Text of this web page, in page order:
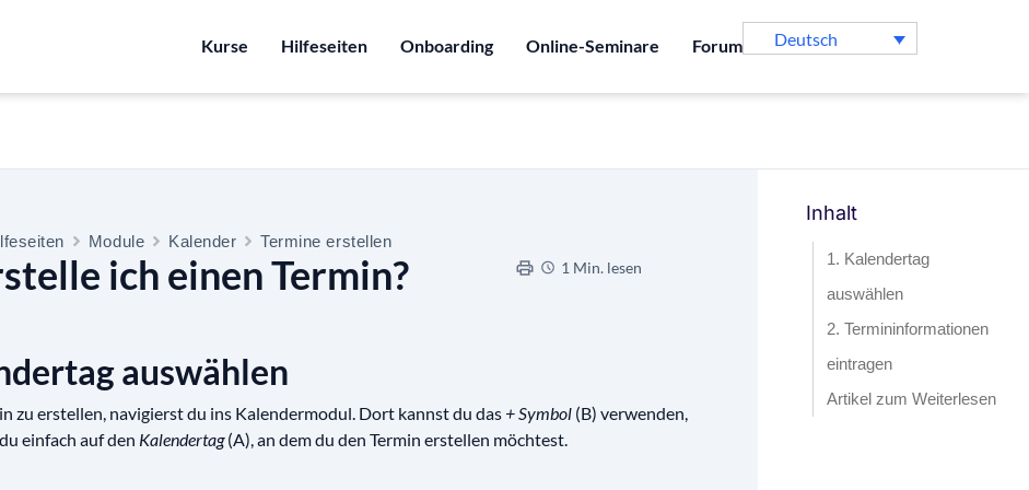
Kurse Hilfeseiten Onboarding Online-Seminare Forum Deutsch
Module Kalender Termine erstellen
ich einen Termin? 1 Min. lesen
auswählen
zu erstellen, navigierst du ins Kalendermodul. Dort kannst du das + Symbol(B) verwenden,
einfach auf den Kalendertag(A), an dem du den Termin erstellen möchtest.
Inhalt
1. Kalendertag
auswählen
2. Termininformationen
eintragen
Artikel zum Weiterlesen